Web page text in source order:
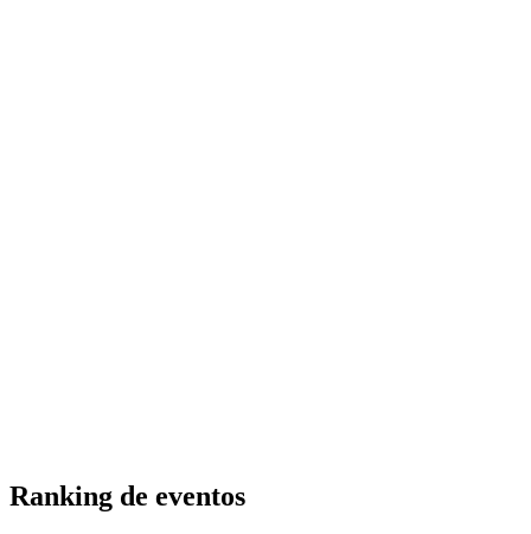
Ranking de eventos